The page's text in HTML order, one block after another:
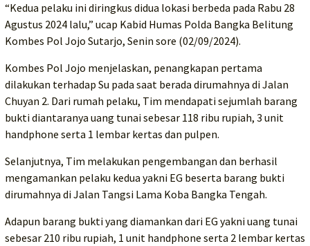
“Kedua pelaku ini diringkus didua lokasi berbeda pada Rabu 28
Agustus 2024 lalu,” ucap Kabid Humas Polda Bangka Belitung
Kombes Pol Jojo Sutarjo, Senin sore (02/09/2024).
Kombes Pol Jojo menjelaskan, penangkapan pertama
dilakukan terhadap Su pada saat berada dirumahnya di Jalan
Chuyan 2. Dari rumah pelaku, Tim mendapati sejumlah barang
bukti diantaranya uang tunai sebesar 118 ribu rupiah, 3 unit
handphone serta 1 lembar kertas dan pulpen.
Selanjutnya, Tim melakukan pengembangan dan berhasil
mengamankan pelaku kedua yakni EG beserta barang bukti
dirumahnya di Jalan Tangsi Lama Koba Bangka Tengah.
Adapun barang bukti yang diamankan dari EG yakni uang tunai
sebesar 210 ribu rupiah, 1 unit handphone serta 2 lembar kertas